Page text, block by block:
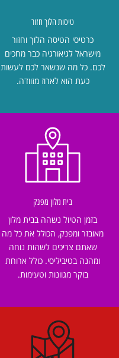
טיסות הלוך חזור
כרטיסי הטיסה הלוך וחזור
מישראל לגיאורגיה כבר מחכים
לכם. כל מה שנשאר לכם לעשות
כעת הוא לארוז מזוודה.
בית מלון מפנק
בזמן הטיול נשהה בבית מלון
מאובזר ומפנק, הכולל את כל מה
שאתם צריכים לשהות נוחה
ומהנה בטיביליסי. כולל ארוחת
בוקר מגוונות וטעימות.